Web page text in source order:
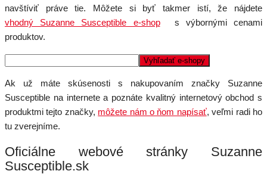
navštíviť práve tie. Môžete si byť takmer istí, že nájdete
vhodný Suzanne Susceptible e-shop
s výbornými cenami
produktov.
Ak už máte skúsenosti s nakupovaním značky Suzanne
Susceptible na internete a poznáte kvalitný internetový obchod s
produktmi tejto značky, môžete nám o ňom napísať, veľmi radi ho
tu zverejníme.
Oficiálne webové stránky Suzanne
Susceptible.sk